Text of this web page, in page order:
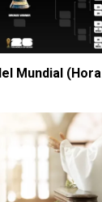
Mundial (Hora